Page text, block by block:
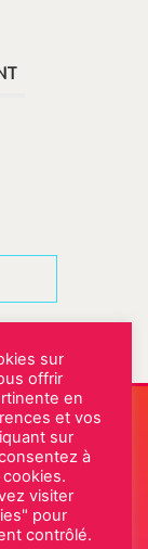
Fleury
BRIEUC
18 22
sur
offrir
en
et vos
sur
à
visiter
pour
contrôlé.